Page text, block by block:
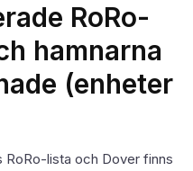
RoRo-
hamnarna
(enheter
lista och Dover finns